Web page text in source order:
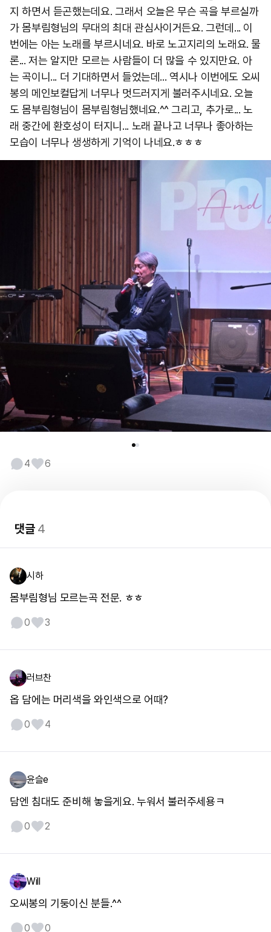
지 하면서 듣곤했는데요. 그래서 오늘은 무슨 곡을 부르실까
가 몸부림형님의 무대의 최대 관심사이거든요. 그런데... 이
번에는 아는 노래를 부르시네요. 바로 노고지리의 노래요. 물
론... 저는 알지만 모르는 사람들이 더 많을 수 있지만요. 아
는 곡이니... 더 기대하면서 들었는데... 역시나 이번에도 오씨
봉의 메인보컬답게 너무나 멋드러지게 불러주시네요. 오늘
도 몸부림형님이 몸부림형님했네요.^^ 그리고, 추가로... 노
래 중간에 환호성이 터지니... 노래 끝나고 너무나 좋아하는
모습이 너무나 생생하게 기억이 나네요.ㅎㅎㅎ
4 6
댓글4
시하
몸부림형님 모르는곡 전문. ㅎㅎ
0 3
러브찬
옵 담에는 머리색을 와인색으로 어때?
0 4
윤슬e
담엔 침대도 준비해 놓을게요. 누워서 불러주세용ㅋ
0 2
Will
오씨봉의 기둥이신 분들.^^
0 0